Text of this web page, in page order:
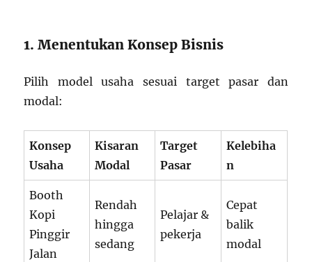
1. Menentukan Konsep Bisnis
Pilih model usaha sesuai target pasar dan
modal:
Konsep
Usaha
Kisaran
Modal
Target
Pasar
Kelebiha
n
Booth
Kopi
Pinggir
Jalan
Rendah
hingga
sedang
Pelajar &
pekerja
Cepat
balik
modal